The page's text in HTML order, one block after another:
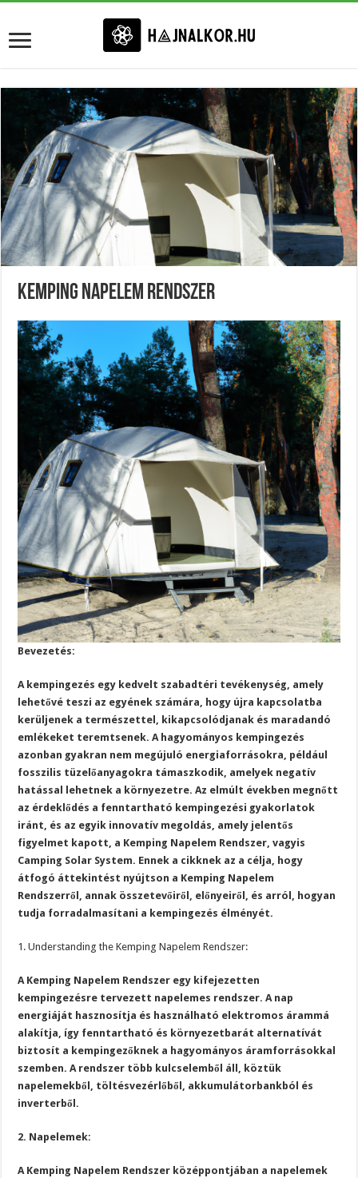
Kemping Napelem Rendszer
Bevezetés:
A kempingezés egy kedvelt szabadtéri tevékenység, amely
lehetővé teszi az egyének számára, hogy újra kapcsolatba
kerüljenek a természettel, kikapcsolódjanak és maradandó
emlékeket teremtsenek. A hagyományos kempingezés
azonban gyakran nem megújuló energiaforrásokra, például
fosszilis tüzelőanyagokra támaszkodik, amelyek negatív
hatással lehetnek a környezetre. Az elmúlt években megnőtt
az érdeklődés a fenntartható kempingezési gyakorlatok
iránt, és az egyik innovatív megoldás, amely jelentős
figyelmet kapott, a Kemping Napelem Rendszer, vagyis
Camping Solar System. Ennek a cikknek az a célja, hogy
átfogó áttekintést nyújtson a Kemping Napelem
Rendszerről, annak összetevőiről, előnyeiről, és arról, hogyan
tudja forradalmasítani a kempingezés élményét.
1. Understanding the Kemping Napelem Rendszer:
A Kemping Napelem Rendszer egy kifejezetten
kempingezésre tervezett napelemes rendszer. A nap
energiáját hasznosítja és használható elektromos árammá
alakítja, így fenntartható és környezetbarát alternatívát
biztosít a kempingezőknek a hagyományos áramforrásokkal
szemben. A rendszer több kulcselemből áll, köztük
napelemekből, töltésvezérlőből, akkumulátorbankból és
inverterből.
2. Napelemek:
A Kemping Napelem Rendszer középpontjában a napelemek